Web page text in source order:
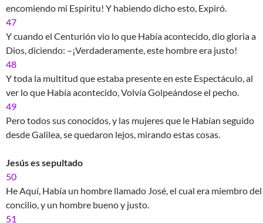
encomiendo mi Espíritu! Y habiendo dicho esto, Expiró.
47
Y cuando el Centurión vio lo que Había acontecido, dio gloria a
Dios, diciendo: –¡Verdaderamente, este hombre era justo!
48
Y toda la multitud que estaba presente en este Espectáculo, al
ver lo que Había acontecido, Volvía Golpeándose el pecho.
49
Pero todos sus conocidos, y las mujeres que le Habían seguido
desde Galilea, se quedaron lejos, mirando estas cosas.
Jesús es sepultado
50
He Aquí, Había un hombre llamado José, el cual era miembro del
concilio, y un hombre bueno y justo.
51